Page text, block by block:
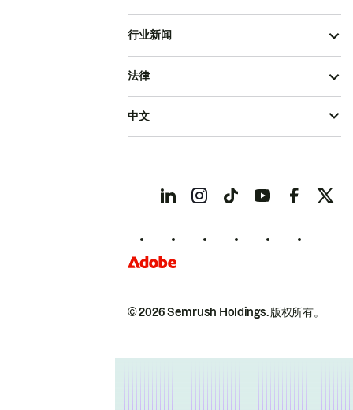
行业新闻
© 2026 Semrush Holdings.版权所有。
法律
中文